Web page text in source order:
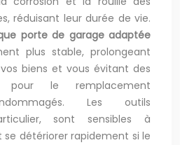
réduisant leur durée de vie.
porte de garage adaptée
plus stable, prolongeant
biens et vous évitant des
pour le remplacement
Les outils
sont sensibles à
se détériorer rapidement si le